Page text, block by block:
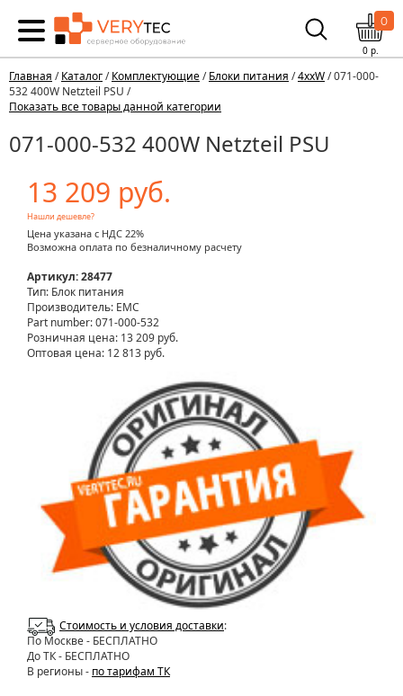
0
0р.
Главная /Каталог/Комплектующие/Блоки питания /4xxW/ 071-000-
532 400W Netzteil PSU /
Показать все товары данной категории
071-000-532 400W Netzteil PSU
13 209 руб.
Нашли дешевле?
Цена указана с НДС 22%
Возможна оплата по безналичному расчету
Артикул: 28477
Тип: Блок питания
Производитель: EMC
Part number: 071-000-532
Розничная цена: 13 209 руб.
Оптовая цена: 12 813 руб.
Стоимость и условия доставки:
По Москве- БЕСПЛАТНО
До ТК - БЕСПЛАТНО
В регионы - по тарифам ТК